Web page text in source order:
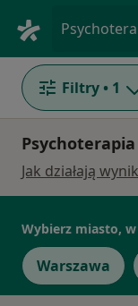
Filtry • 1
Jak działają
Wybierz miasto,
Warszawa